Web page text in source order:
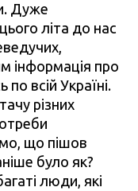
Дуже
літа до нас
інформація про
всій Україні.
різних
що пішов
було як?
люди, які